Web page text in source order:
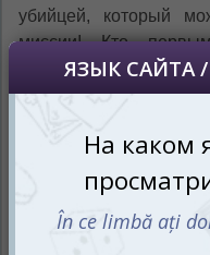
убийцей, который
миссии! Кто
послания и приведёт
Игроки делятся на
должна найти всех
сделает соперник.